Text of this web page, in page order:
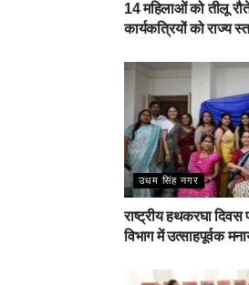
14 महिलाओं को तीलू
कार्यकत्रियों को राज्य
उधम सिंह नगर
राष्ट्रीय हथकरघा दिवस
विभाग में उत्साहपूर्वक